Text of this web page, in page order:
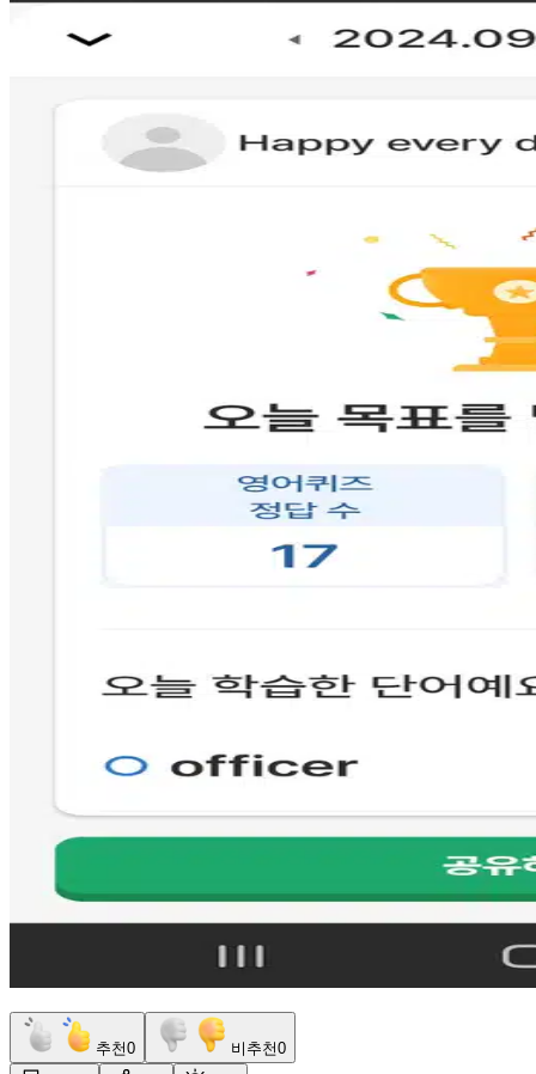
추천0 비추천0